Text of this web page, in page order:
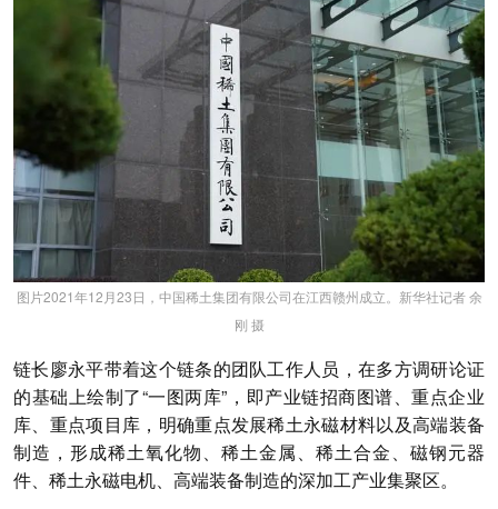
图片2021年12月23日，中国稀土集团有限公司在江西赣州成立。新华社记者 余
刚 摄
链长廖永平带着这个链条的团队工作人员，在多方调研论证
的基础上绘制了“一图两库”，即产业链招商图谱、重点企业
库、重点项目库，明确重点发展稀土永磁材料以及高端装备
制造，形成稀土氧化物、稀土金属、稀土合金、磁钢元器
件、稀土永磁电机、高端装备制造的深加工产业集聚区。